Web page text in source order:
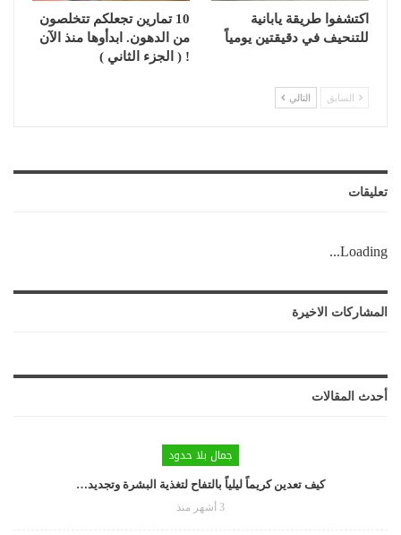
اكتشفوا طريقة يابانية
للتنحيف في دقيقتين يومياً
10 تمارين تجعلكم تتخلصون
من الدهون. ابدأوها منذ الآن
! ( الجزء الثاني )
السابق التالي
تعليقات
Loading...
المشاركات الاخيرة
أحدث المقالات
جمال بلا حدود
كيف تعدين كريماً ليلياً بالتفاح لتغذية البشرة وتجديد…
3 أشهر منذ